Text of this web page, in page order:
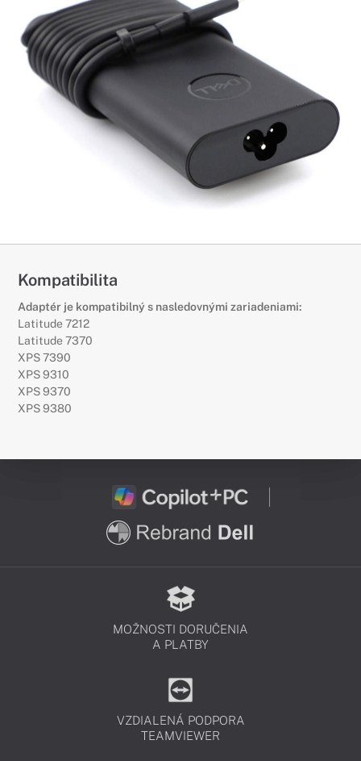
Kompatibilita
Adaptér je kompatibilný s nasledovnými zariadeniami:
Latitude 7212
Latitude 7370
XPS 7390
XPS 9310
XPS 9370
XPS 9380
MOŽNOSTI DORUČENIA
A PLATBY
VZDIALENÁ PODPORA
TEAMVIEWER